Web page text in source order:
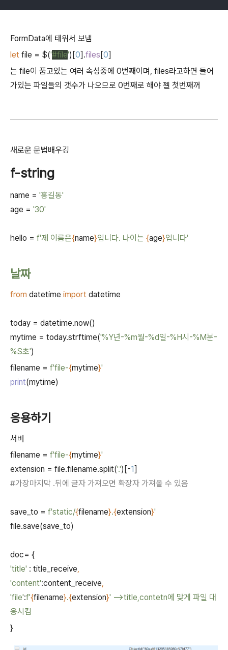
FormData에 태워서 보냄
let file = $('#file')[0].files [0]
는 file이 품고있는 여러 속성중에 0번째이며, files라고하면 들어
가있는 파일들의 갯수가 나오므로 0번째로 해야 젤 첫번째꺼
새로운 문법배우깅
f-string
name = '홍길동'
age = '30'
hello = f'제 이름은{name}입니다. 나이는 {age}입니다'
날짜
from datetime import datetime
today = datetime.now()
mytime = today.strftime('%Y년-%m월-%d일-%H시 -%M분-
%S초')
filename = f'file-{mytime}'
print(mytime)
응용하기
서버
filename = f'file-{mytime}'
extension = file.filename.split('.')[-1]
#가장마지막 .뒤에 글자 가져오면 확장자 가져올 수 있음
save_to = f'static/{filename}.{extension}'
file.save(save_to)
doc= {
'title' : title_receive,
'content':content_receive,
'file':f'{filename}.{extension}' -->title,contetn에 맞게 파일 대
응시킴
}